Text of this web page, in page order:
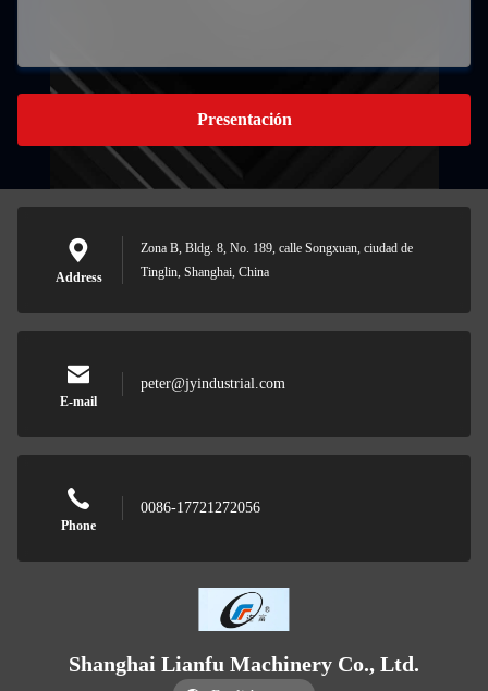
Presentación
Address
Zona B, Bldg. 8, No. 189, calle Songxuan, ciudad de
Tinglin, Shanghai, China
E-mail
peter@jyindustrial.com
Phone
0086-17721272056
Shanghai Lianfu Machinery Co., Ltd.